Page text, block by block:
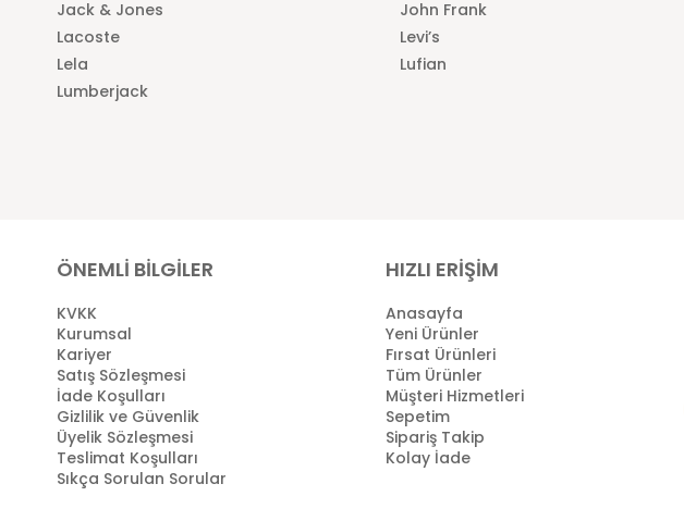
Jack & Jones
John Frank
Lacoste
Levi’s
Lela
Lufian
Lumberjack
ÖNEMLİ BİLGİLER
KVKK
Kurumsal
Kariyer
Satış Sözleşmesi
İade Koşulları
Gizlilik ve Güvenlik
Üyelik Sözleşmesi
Teslimat Koşulları
Sıkça Sorulan Sorular
HIZLI ERİŞİM
Anasayfa
Yeni Ürünler
Fırsat Ürünleri
Tüm Ürünler
Müşteri Hizmetleri
Sepetim
Sipariş Takip
Kolay İade